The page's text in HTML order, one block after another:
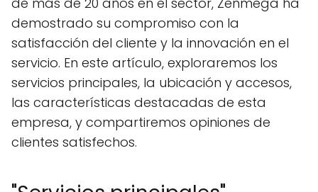
demostrado su compromiso con la
satisfacción del cliente y la innovación en el
servicio. En este artículo, exploraremos los
servicios principales, la ubicación y accesos,
las características destacadas de esta
empresa, y compartiremos opiniones de
clientes satisfechos.